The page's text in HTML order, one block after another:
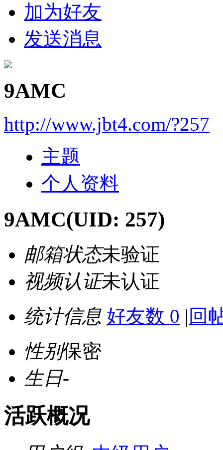
加为好友
发送消息
9AMC
http://www.jbt4.com/?257
主题
个人资料
9AMC(UID: 257)
邮箱状态未验证
视频认证未认证
统计信息 好友数 0 | 回
性别保密
生日-
活跃概况